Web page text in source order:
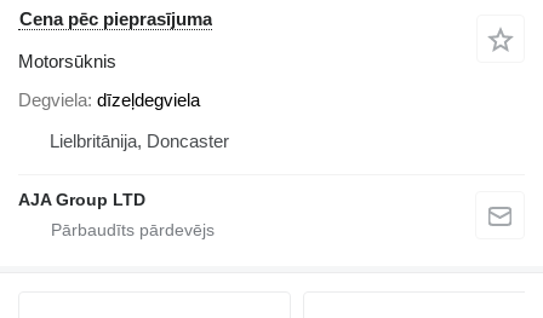
Cena pēc pieprasījuma
Motorsūknis
Degviela dīzeļdegviela
Lielbritānija, Doncaster
AJA Group LTD